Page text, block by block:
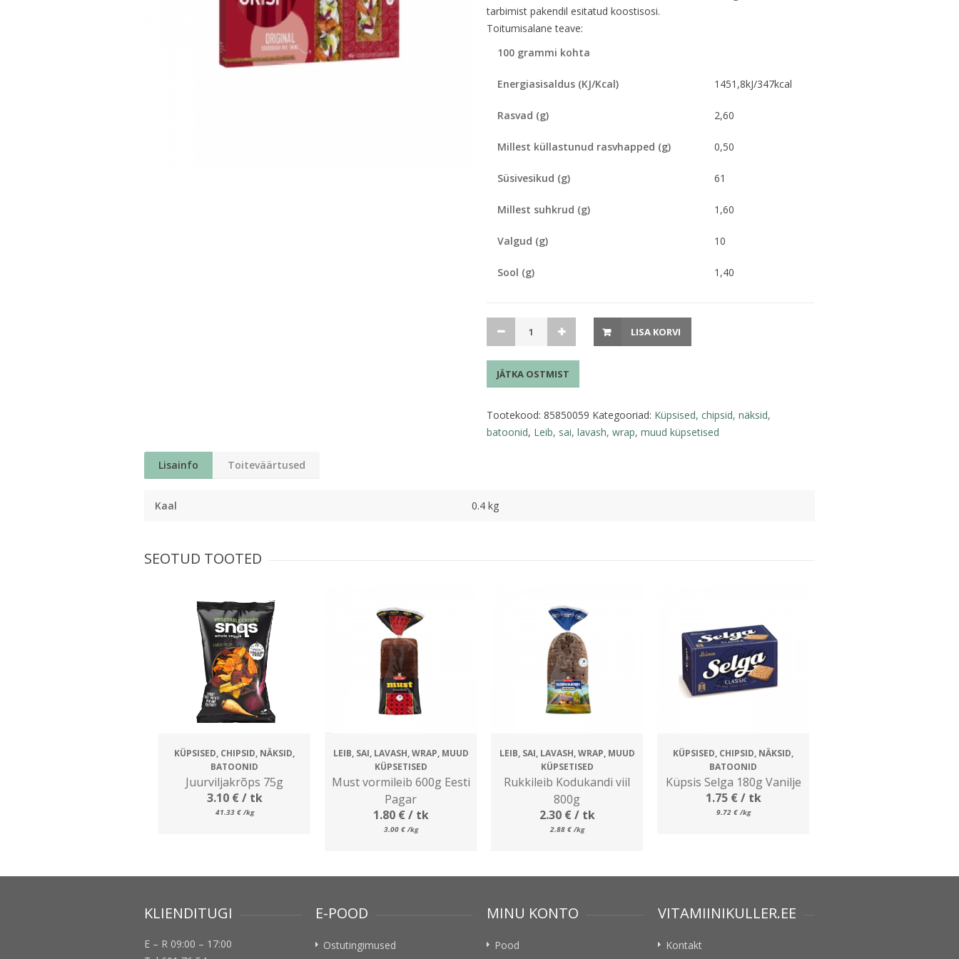
tarbimist pakendil esitatud koostisosi.
Toitumisalane teave:
100 grammi kohta
Energiasisaldus (KJ/Kcal) 1451,8kJ/347kcal
Rasvad (g) 2,60
Millest küllastunud rasvhapped (g) 0,50
Süsivesikud (g) 61
Millest suhkrud (g) 1,60
Valgud (g) 10
Sool (g) 1,40
FinnCrisp
kogus
LISA KORVI
JÄTKA OSTMIST
Tootekood: 85850059 Kategooriad: Küpsised, chipsid, näksid,
batoonid, Leib, sai, lavash, wrap, muud küpsetised
Lisainfo Toiteväärtused
Kaal 0.4 kg
SEOTUD TOOTED
KÜPSISED, CHIPSID, NÄKSID,
BATOONID
Juurviljakrõps 75g
3.10 €/ tk
41.33 € /kg
LEIB, SAI, LAVASH, WRAP, MUUD
KÜPSETISED
Must vormileib 600g Eesti
Pagar
1.80 €/ tk
3.00 € /kg
LEIB, SAI, LAVASH, WRAP, MUUD
KÜPSETISED
Rukkileib Kodukandi viil
800g
2.30 €/ tk
2.88 € /kg
KÜPSISED, CHIPSID, NÄKSID,
BATOONID
Küpsis Selga 180g Vanilje
1.75 €/ tk
9.72 € /kg
KLIENDITUGI
E – R 09:00 – 17:00
E-POOD
Ostutingimused
MINU KONTO
Pood
VITAMIINIKULLER.EE
Kontakt